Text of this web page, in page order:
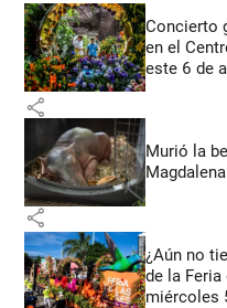
Concierto
en el
este 6 de
share
Murió la
share
¿Aún no
de la
miércoles